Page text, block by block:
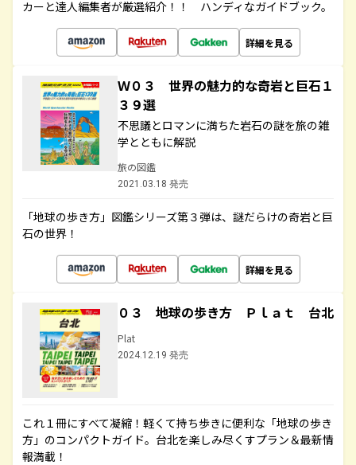
カーと達人編集者が厳選紹介！！ ハンディなガイドブック。
詳細を見る
Ｗ０３ 世界の魅力的な奇岩と巨石１
３９選
不思議とロマンに満ちた岩石の謎を旅の雑
学とともに解説
旅の図鑑
2021.03.18 発売
「地球の歩き方」図鑑シリーズ第３弾は、謎だらけの奇岩と巨
石の世界！
詳細を見る
０３ 地球の歩き方 Ｐｌａｔ 台北
Plat
2024.12.19 発売
これ１冊にすべて凝縮！軽くて持ち歩きに便利な「地球の歩き
方」のコンパクトガイド。台北を楽しみ尽くすプラン＆最新情
報満載！